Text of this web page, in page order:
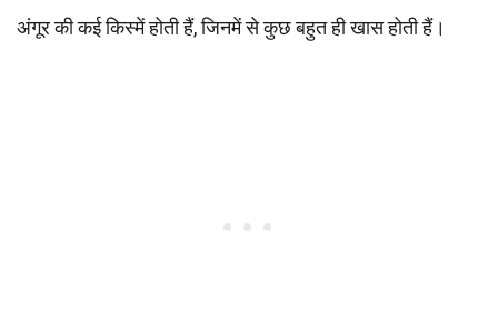
अंगूर की कई किस्में होती हैं, जिनमें से कुछ बहुत ही खास होती हैं।